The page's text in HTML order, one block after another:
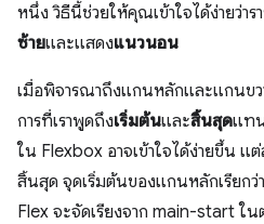
หนึ่ง วิธีนี้ช่วยให้คุณเข้าใจได้ง่ายว่าร
ซ้ายและแสดงแนวนอน
เมื่อพิจารณาถึงแกนหลักและแกนขว
การที่เราพูดถึงเริ่มต้นและสิ้นสุดแท
ใน Flexbox อาจเข้าใจได้ง่ายขึ้น
สิ้นสุด จุดเริ่มต้นของแกนหลักเรียกว่า
Flex จะจัดเรียงจาก main-start